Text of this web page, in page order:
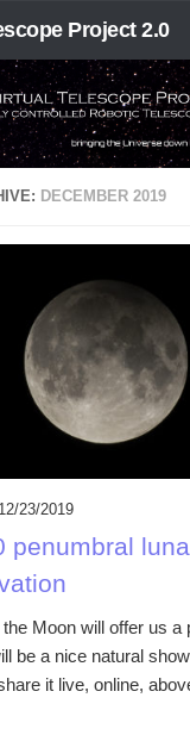
Project 2.0
DECEMBER 2019
12/23/2019
penumbral
Moon will offer us a
be a nice natural
it live, online,